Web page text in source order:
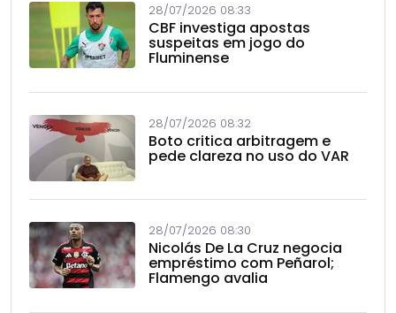
28/07/2026 08:33
CBF investiga apostas
suspeitas em jogo do
Fluminense
28/07/2026 08:32
Boto critica arbitragem e
pede clareza no uso do VAR
28/07/2026 08:30
Nicolás De La Cruz negocia
empréstimo com Peñarol;
Flamengo avalia